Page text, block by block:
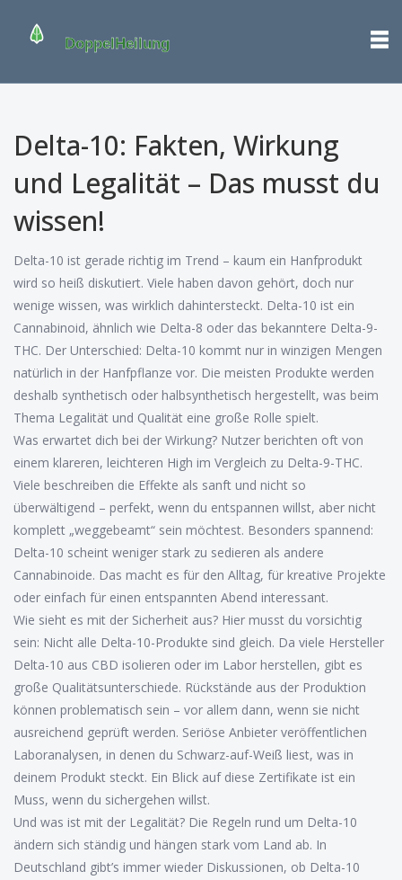
Delta-10: Fakten, Wirkung
und Legalität – Das musst du
wissen!
Delta-10 ist gerade richtig im Trend – kaum ein Hanfprodukt
wird so heiß diskutiert. Viele haben davon gehört, doch nur
wenige wissen, was wirklich dahintersteckt. Delta-10 ist ein
Cannabinoid, ähnlich wie Delta-8 oder das bekanntere Delta-9-
THC. Der Unterschied: Delta-10 kommt nur in winzigen Mengen
natürlich in der Hanfpflanze vor. Die meisten Produkte werden
deshalb synthetisch oder halbsynthetisch hergestellt, was beim
Thema Legalität und Qualität eine große Rolle spielt.
Was erwartet dich bei der Wirkung? Nutzer berichten oft von
einem klareren, leichteren High im Vergleich zu Delta-9-THC.
Viele beschreiben die Effekte als sanft und nicht so
überwältigend – perfekt, wenn du entspannen willst, aber nicht
komplett „weggebeamt“ sein möchtest. Besonders spannend:
Delta-10 scheint weniger stark zu sedieren als andere
Cannabinoide. Das macht es für den Alltag, für kreative Projekte
oder einfach für einen entspannten Abend interessant.
Wie sieht es mit der Sicherheit aus? Hier musst du vorsichtig
sein: Nicht alle Delta-10-Produkte sind gleich. Da viele Hersteller
Delta-10 aus CBD isolieren oder im Labor herstellen, gibt es
große Qualitätsunterschiede. Rückstände aus der Produktion
können problematisch sein – vor allem dann, wenn sie nicht
ausreichend geprüft werden. Seriöse Anbieter veröffentlichen
Laboranalysen, in denen du Schwarz-auf-Weiß liest, was in
deinem Produkt steckt. Ein Blick auf diese Zertifikate ist ein
Muss, wenn du sichergehen willst.
Und was ist mit der Legalität? Die Regeln rund um Delta-10
ändern sich ständig und hängen stark vom Land ab. In
Deutschland gibt’s immer wieder Diskussionen, ob Delta-10